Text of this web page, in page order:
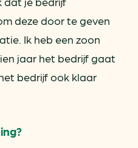
deze door te geven
Ik heb een zoon
jaar het bedrijf gaat
bedrijf ook klaar